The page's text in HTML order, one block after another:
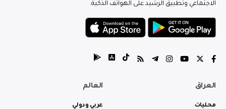
الاجتماعي وتطبيق الرشيد على الهواتف الذكية.
العراق
محليات
العالم
عربي ودولي